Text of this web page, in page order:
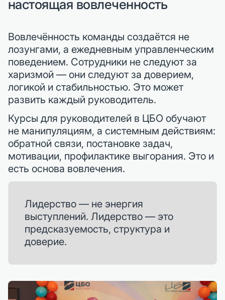
настоящая вовлеченность
Вовлечённость команды создаётся не
лозунгами, а ежедневным управленческим
поведением. Сотрудники не следуют за
харизмой — они следуют за доверием,
логикой и стабильностью. Это может
развить каждый руководитель.
Курсы для руководителей в ЦБО обучают
не манипуляциям, а системным действиям:
обратной связи, постановке задач,
мотивации, профилактике выгорания. Это и
есть основа вовлечения.
Лидерство — не энергия
выступлений. Лидерство — это
предсказуемость, структура и
доверие.